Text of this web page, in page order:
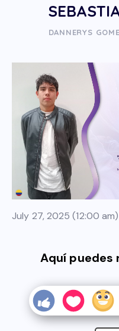
DANNERYS
July 27, 2025 (12:00
Aquí puedes